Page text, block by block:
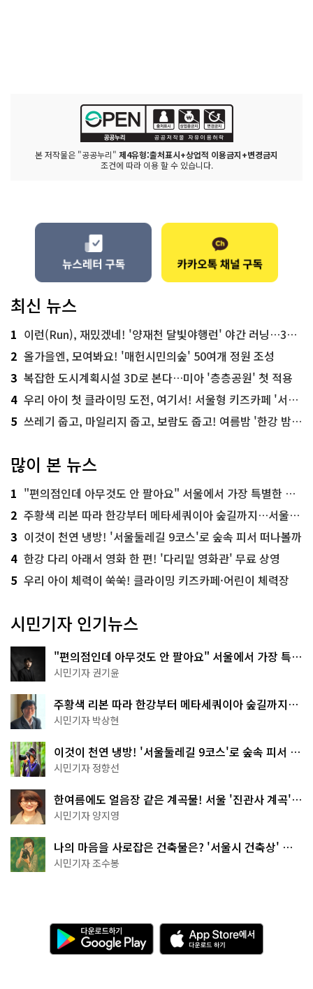
본 저작물은 "공공누리" 제4유형:출처표시+상업적 이용금지+변경금지
조건에 따라 이용 할 수 있습니다.
최신 뉴스
1 이런(Run), 재밌겠네! '양재천 달빛야행런' 야간 러닝…300명 모집
2 올가을엔, 모여봐요! '매헌시민의숲' 50여개 정원 조성
3 복잡한 도시계획시설 3D로 본다…미아 '층층공원' 첫 적용
4 우리 아이 첫 클라이밍 도전, 여기서! 서울형 키즈카페 '서울가족플라자점'
5 쓰레기 줍고, 마일리지 줍고, 보람도 줍고! 여름밤 '한강 밤마실 줍깅'
많이 본 뉴스
1 "편의점인데 아무것도 안 팔아요" 서울에서 가장 특별한 편의점의 정체
2 주황색 리본 따라 한강부터 메타세쿼이아 숲길까지…서울둘레길 15코스
3 이것이 천연 냉방! '서울둘레길 9코스'로 숲속 피서 떠나볼까
4 한강 다리 아래서 영화 한 편! '다리밑 영화관' 무료 상영
5 우리 아이 체력이 쑥쑥! 클라이밍 키즈카페·어린이 체력장
시민기자 인기뉴스
"편의점인데 아무것도 안 팔아요" 서울에서 가장 특별
한 편의점의 정체
시민기자 권기윤
주황색 리본 따라 한강부터 메타세쿼이아 숲길까지…
서울둘레길 15코스
시민기자 박상현
이것이 천연 냉방! '서울둘레길 9코스'로 숲속 피서 떠
나볼까
시민기자 정향선
한여름에도 얼음장 같은 계곡물! 서울 '진관사 계곡'이
천국이네~
시민기자 양지영
나의 마음을 사로잡은 건축물은? '서울시 건축상' 수
상작 공개!
시민기자 조수봉
다
운
로
A
p
p